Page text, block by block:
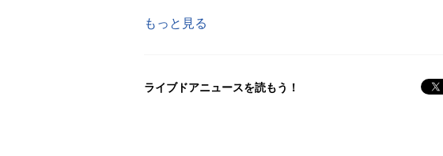
もっと見る
ライブドアニュースを読もう！